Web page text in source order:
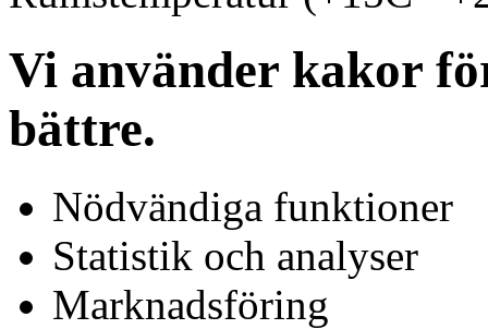
Vi använder kakor
bättre.
Nödvändiga funktioner
Statistik och analyser
Marknadsföring